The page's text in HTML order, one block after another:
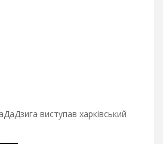
виступав харківський